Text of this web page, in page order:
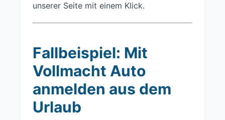
unserer Seite mit einem Klick.
Fallbeispiel: Mit
Vollmacht Auto
anmelden aus dem
Urlaub